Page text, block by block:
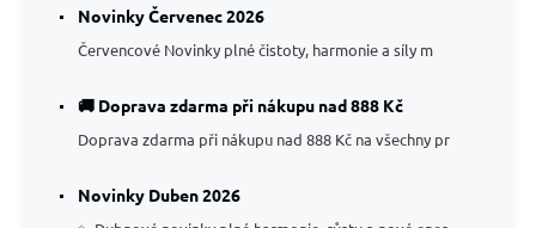
Novinky Červenec 2026
Červencové Novinky plné čistoty, harmonie a síly m
🚚 Doprava zdarma při nákupu nad 888 Kč
Doprava zdarma při nákupu nad 888 Kč na všechny pr
Novinky Duben 2026